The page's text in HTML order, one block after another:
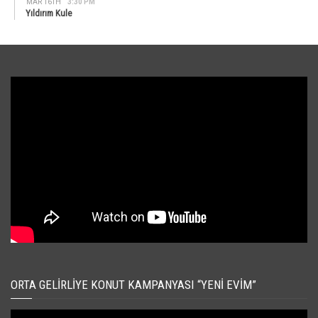
MAR 16TH 3:30 PM
Yıldırım Kule
ORTA GELIRLIYE KONUT KAMPANYASI “YENI EVIM”